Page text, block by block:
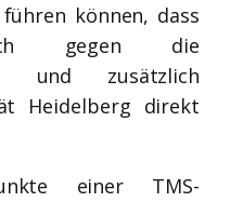
können, dass
gegen die
und zusätzlich
Heidelberg direkt
einer TMS-